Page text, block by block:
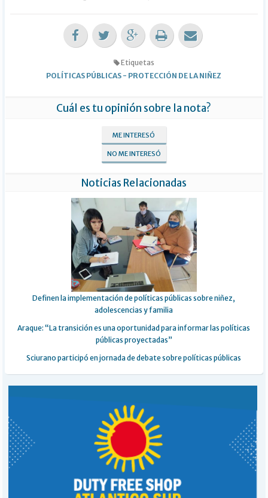
Etiquetas
POLÍTICAS PÚBLICAS - PROTECCIÓN DE LA NIÑEZ
Cuál es tu opinión sobre la nota?
ME INTERESÓ
NO ME INTERESÓ
Noticias Relacionadas
Definen la implementación de políticas públicas sobre niñez,
adolescencias y familia
Araque: “La transición es una oportunidad para informar las políticas
públicas proyectadas”
Sciurano participó en jornada de debate sobre políticas públicas